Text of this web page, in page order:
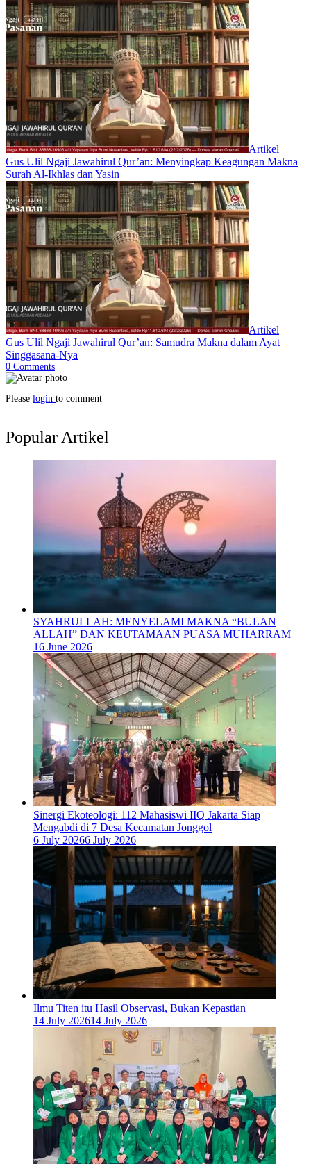
Artikel
Gus Ulil Ngaji Jawahirul Qur’an: Menyingkap Keagungan Makna
Surah Al-Ikhlas dan Yasin
Artikel
Gus Ulil Ngaji Jawahirul Qur’an: Samudra Makna dalam Ayat
Singgasana-Nya
0 Comments
Please login to comment
Popular Artikel
SYAHRULLAH: MENYELAMI MAKNA “BULAN
ALLAH” DAN KEUTAMAAN PUASA MUHARRAM
16 June 2026
‎Sinergi Ekoteologi: 112 Mahasiswi IIQ Jakarta Siap
Mengabdi di 7 Desa Kecamatan Jonggol
6 July 20266 July 2026
Ilmu Titen itu Hasil Observasi, Bukan Kepastian
14 July 202614 July 2026